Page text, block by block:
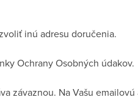
inú adresu doručenia.
Ochrany Osobných údakov.
závaznou. Na Vašu emailovú